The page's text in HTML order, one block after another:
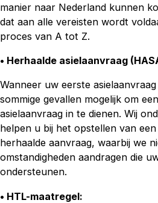
manier naar Nederland kunnen
dat aan alle vereisten wordt
proces van A tot Z.
• Herhaalde asielaanvraag
Wanneer uw eerste
sommige gevallen mogelijk om
asielaanvraag in te dienen. Wij
helpen u bij het opstellen van
herhaalde aanvraag, waarbij we
omstandigheden aandragen die
ondersteunen.
• HTL-maatregel: